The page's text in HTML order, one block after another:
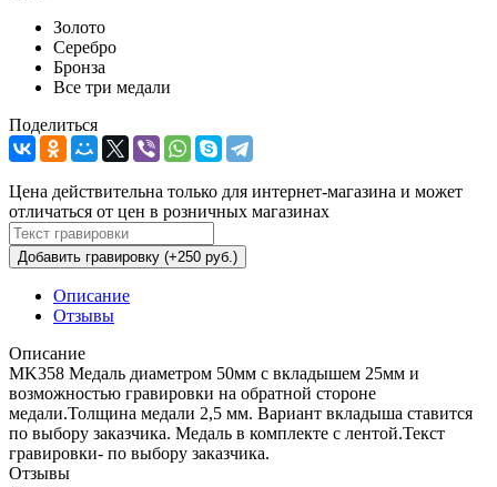
Золото
Серебро
Бронза
Все три медали
Поделиться
Цена действительна только для интернет-магазина и может
отличаться от цен в розничных магазинах
Добавить гравировку (+250 руб.)
Описание
Отзывы
Описание
MK358 Медаль диаметром 50мм с вкладышем 25мм и
возможностью гравировки на обратной стороне
медали.Толщина медали 2,5 мм. Вариант вкладыша ставится
по выбору заказчика. Медаль в комплекте с лентой.Текст
гравировки- по выбору заказчика.
Отзывы